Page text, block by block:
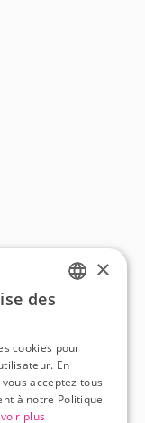
×
des
cookies pour
En
acceptez tous
à notre Politique
plus